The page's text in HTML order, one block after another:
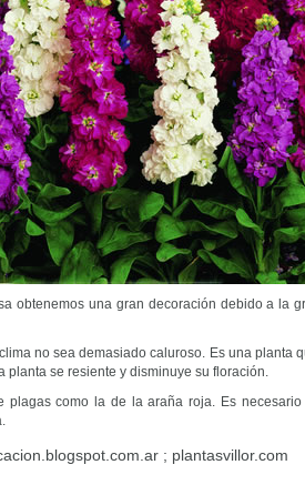
obtenemos una gran decoración debido a la
no sea demasiado caluroso. Es una planta
planta se resiente y disminuye su floración.
plagas como la de la araña roja. Es
; plantasvillor.com